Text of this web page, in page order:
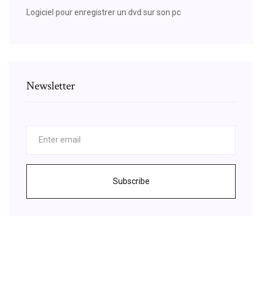
Logiciel pour enregistrer un dvd sur son pc
Newsletter
Subscribe